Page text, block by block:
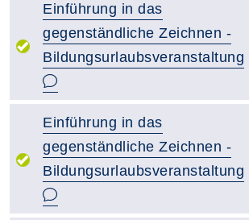
Einführung in das
gegenständliche Zeichnen -
Bildungsurlaubsveranstaltung
Einführung in das
gegenständliche Zeichnen -
Bildungsurlaubsveranstaltung